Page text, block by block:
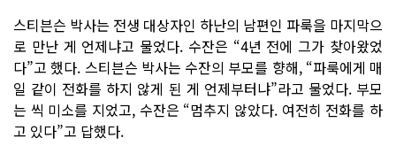
스티븐슨 박사는 전생 대상자인 하난의 남편인 파룩을 마지막으
로 만난 게 언제냐고 물었다. 수잔은 “4년 전에 그가 찾아왔었
다”고 했다. 스티븐슨 박사는 수잔의 부모를 향해, “파룩에게 매
일 같이 전화를 하지 않게 된 게 언제부터냐”라고 물었다. 부모
는 씩 미소를 지었고, 수잔은 “멈추지 않았다. 여전히 전화를 하
고 있다”고 답했다.